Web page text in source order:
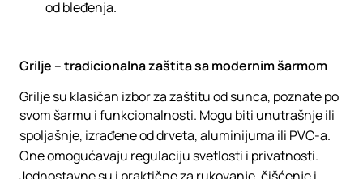
od bleđenja.
Grilje – tradicionalna zaštita sa modernim šarmom
Grilje su klasičan izbor za zaštitu od sunca, poznate po
svom šarmu i funkcionalnosti. Mogu biti unutrašnje ili
spoljašnje, izrađene od drveta, aluminijuma ili PVC-a.
One omogućavaju regulaciju svetlosti i privatnosti.